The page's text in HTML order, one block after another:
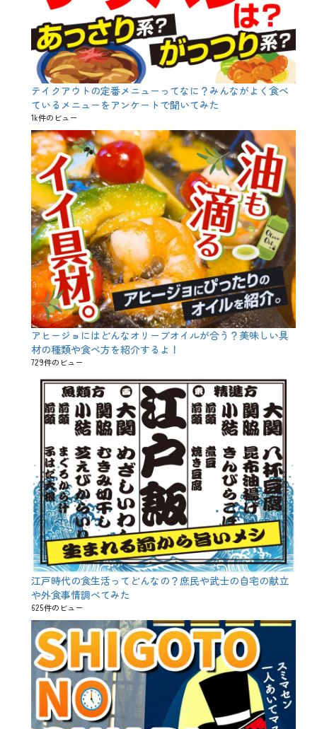
テイクアウトの定番メニューってなに？みんながよく食べ
ているメニューをアンケートで聞いてみた
1k件のビュー
アヒージョにはどんなオリーブオイルが合う？美味しい具
材の種類や食べ方を紹介するよ！
729件のビュー
江戸時代の食生活ってどんなの？庶民や武士の自宅の献立
や外食事情調べてみた
625件のビュー